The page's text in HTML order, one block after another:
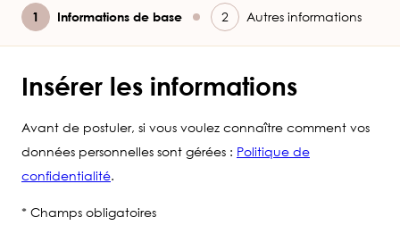
Current
Informations de base Autres informations
Insérer les informations
Avant de postuler, si vous voulez connaître comment vos
données personnelles sont gérées : Politique de
confidentialité.
* Champs obligatoires